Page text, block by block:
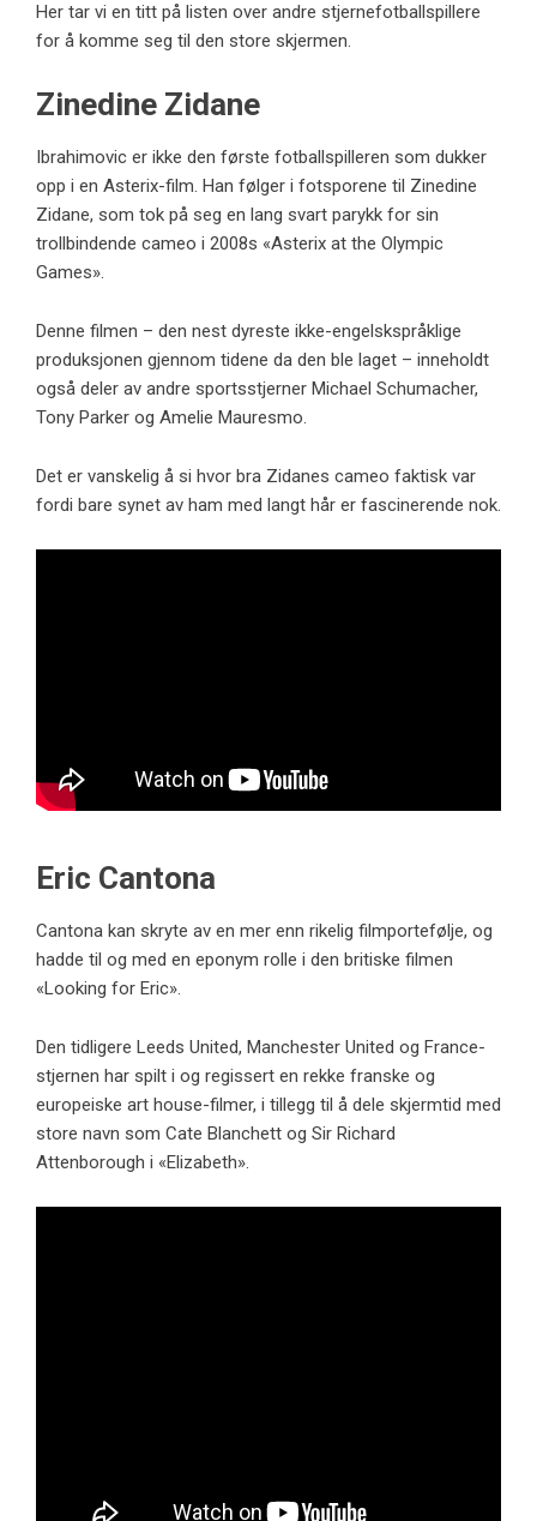
Her tar vi en titt på listen over andre stjernefotballspillere
for å komme seg til den store skjermen.
Zinedine Zidane
Ibrahimovic er ikke den første fotballspilleren som dukker
opp i en Asterix-film. Han følger i fotsporene til Zinedine
Zidane, som tok på seg en lang svart parykk for sin
trollbindende cameo i 2008s «Asterix at the Olympic
Games».
Denne filmen – den nest dyreste ikke-engelskspråklige
produksjonen gjennom tidene da den ble laget – inneholdt
også deler av andre sportsstjerner Michael Schumacher,
Tony Parker og Amelie Mauresmo.
Det er vanskelig å si hvor bra Zidanes cameo faktisk var
fordi bare synet av ham med langt hår er fascinerende nok.
Eric Cantona
Cantona kan skryte av en mer enn rikelig filmportefølje, og
hadde til og med en eponym rolle i den britiske filmen
«Looking for Eric».
Den tidligere Leeds United, Manchester United og France-
stjernen har spilt i og regissert en rekke franske og
europeiske art house-filmer, i tillegg til å dele skjermtid med
store navn som Cate Blanchett og Sir Richard
Attenborough i «Elizabeth».